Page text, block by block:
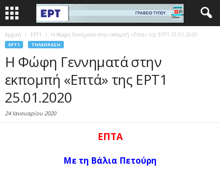
Αρχική EΡΤ1 Η Φώφη Γεννηματά στην εκπομπή «Επτά» της ΕΡΤ1 25.01.2020
EΡΤ1 ΤΗΛΕΌΡΑΣΗ
Η Φώφη Γεννηματά στην
εκπομπή «Επτά» της ΕΡΤ1
25.01.2020
24 Ιανουαρίου 2020
ΕΠΤΑ
Με τη Βάλια Πετούρη